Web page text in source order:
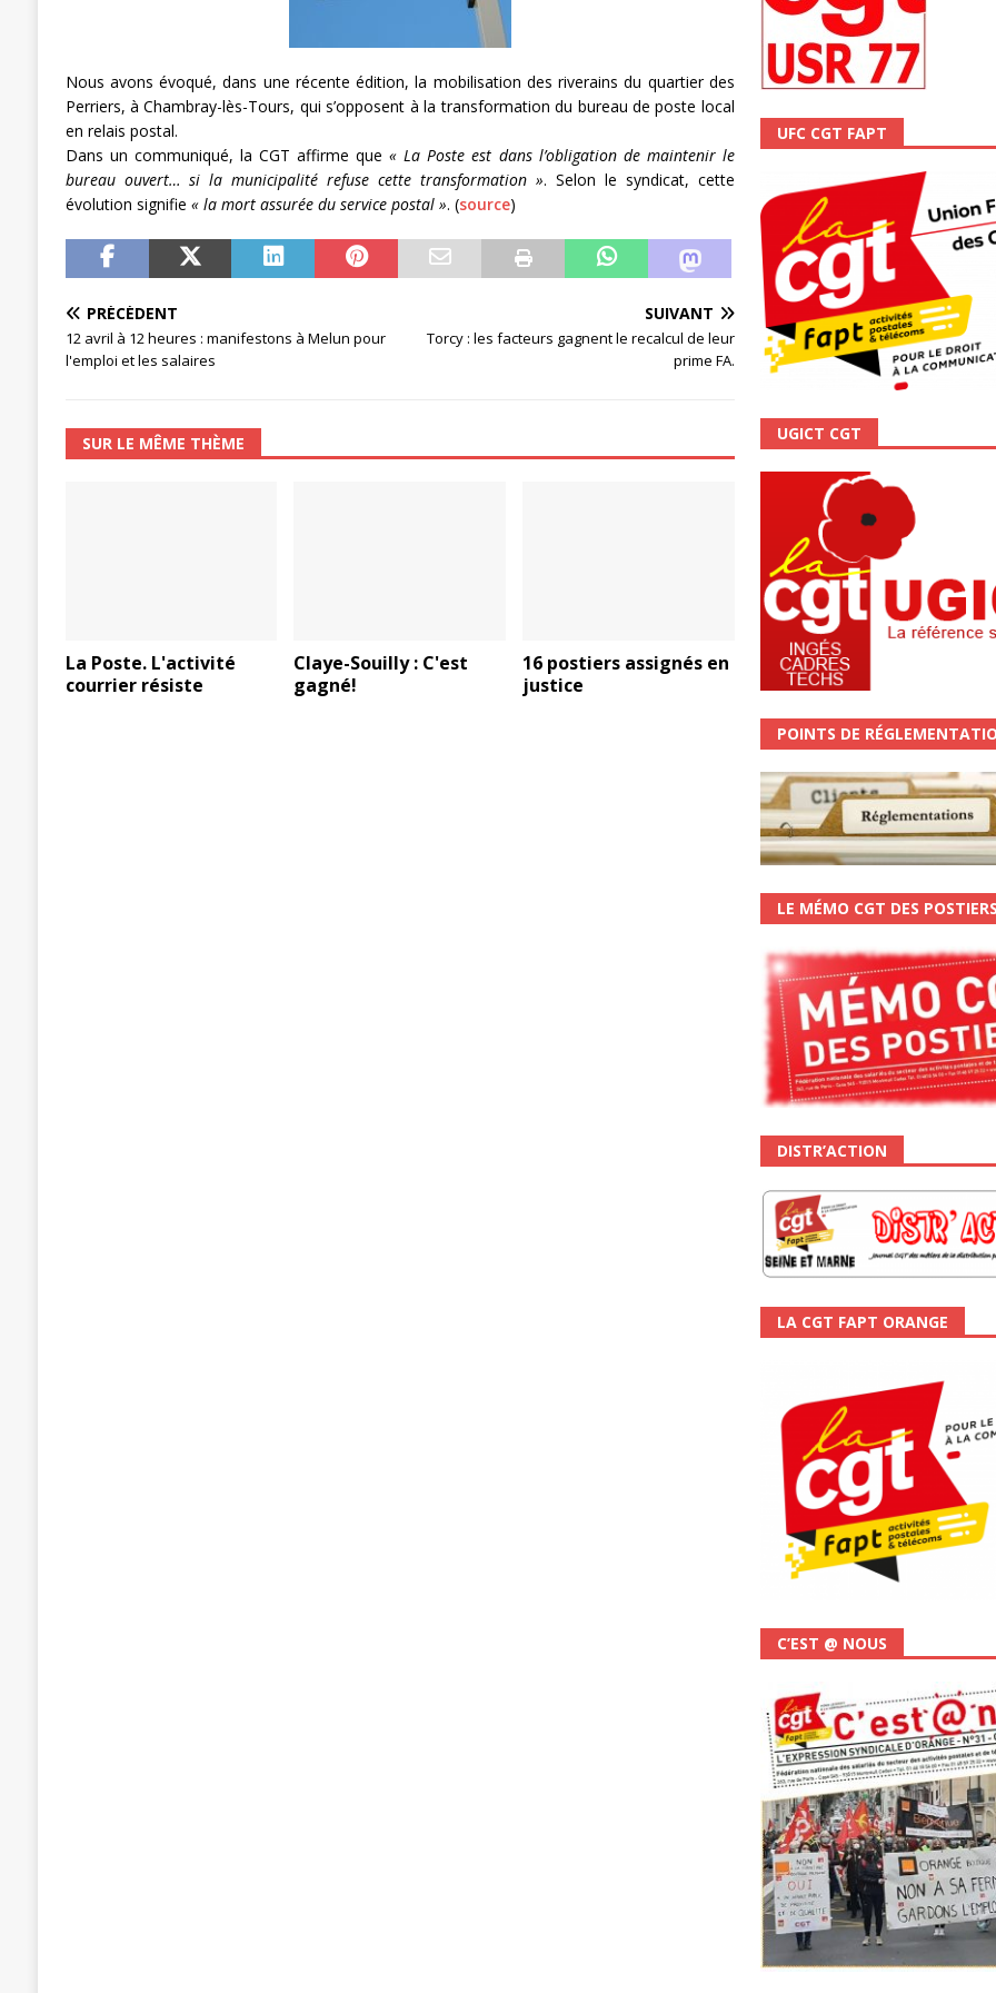
ACTUALITÉ
Nous avons évoqué, dans une récente édition, la mobilisation des riverains du quartier des
Perriers, à Chambray-lès-Tours, qui s’opposent à la transformation du bureau de poste local
en relais postal.
Dans un communiqué, la CGT affirme que« La Poste est dans l’obligation de maintenir le
bureau ouvert… si la municipalité refuse cette transformation ». Selon le syndicat, cette
évolution signifie « la mort assurée du service postal ». (source)
PRÉCÉDENT
12 avril à 12 heures : manifestons à Melun pour
l'emploi et les salaires
SUIVANT
Torcy : les facteurs gagnent le recalcul de leur
prime FA.
SUR LE MÊME THÈME
La Poste. L'activité
courrier résiste
Claye-Souilly : C'est
gagné!
16 postiers assignés en
justice
UFC CGT FAPT
UGICT CGT
POINTS DE
LE MÉMO CGT DES
DISTR’ACTION
LA CGT FAPT ORANGE
C’EST @ NOUS